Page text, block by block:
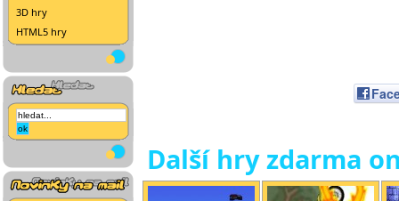
3D hry
HTML5 hry
Další hry zdarma